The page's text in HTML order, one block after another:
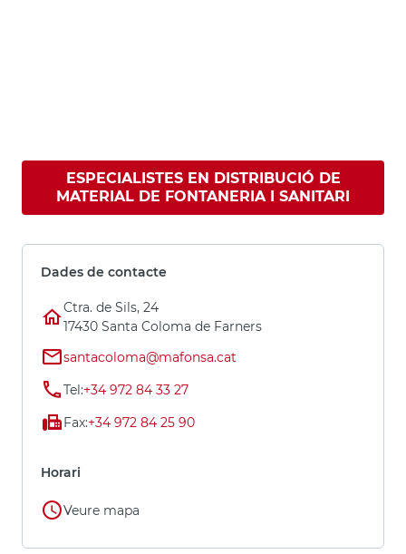
ESPECIALISTES EN DISTRIBUCIÓ DE
MATERIAL DE FONTANERIA I SANITARI
Dades de contacte
Ctra. de Sils, 24
17430 Santa Coloma de Farners
santacoloma@mafonsa.cat
Tel:+34 972 84 33 27
Fax:+34 972 84 25 90
Horari
Veure mapa